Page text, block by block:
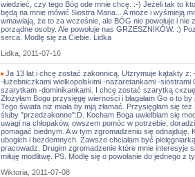
wiedzieć, czy tego Bóg ode mnie chcę. :-) Jeżeli tak to
będą na mnie mówić Siostra Maria... A może i wyśmieją
wmawiają, że to za wcześnie, ale BÓG nie powołuje i nie
porządne osoby. Ale powołuje nas GRZESZNIKÓW. :)
serca. Modlę się za Ciebie. Lidka
Lidka, 2011-07-16
Ja 13 lat i chcę zostać zakonnicą. Utzrymuje kątakty z:
-łużebniczkami wielkopolskimi -nazaretankami -siostrami
szarytkam -dominikankami. I chcę zostać szarytką cxzuę
Złożyłam Bogu przysięgę wierności i błagałam Go o to by
Tego świata niż miała by mją złamać. Przysięgłam się też
śluby "przedzakonne":D. Kocham Boga uwielbiam się
uwagi na chłopaków, owszem pomóc w potrzebie,
pomagać biednym. A w tym zgromadzeniu się odnajduję.
ubogich i bezdomnych. Zawsze chciałam być
pracowadz. Drugim zgromadzenie które mnie interesyje
miłuję modlitwę. PS. Modlę się o powołanie do jednego z
Wiktoria, 2011-07-08